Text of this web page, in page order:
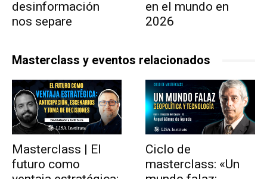
desinformación
nos separe
en el mundo en
2026
Masterclass y eventos relacionados
Masterclass | El
futuro como
Ciclo de
masterclass: «Un